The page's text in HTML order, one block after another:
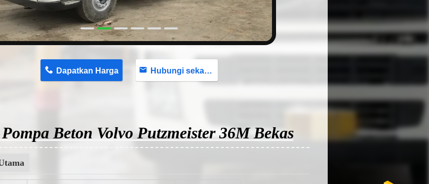
Dapatkan Harga Hubungi sekarang
Beton Volvo Putzmeister 36M Bekas